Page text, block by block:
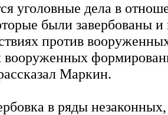
уголовные дела в
были завербованы
против
вооруженных
Маркин.
в ряды